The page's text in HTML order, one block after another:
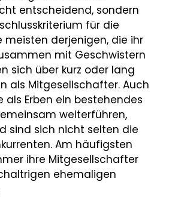
entscheidend, sondern
für die
meisten derjenigen, die ihr
mit Geschwistern
sich über kurz oder lang
als Mitgesellschafter. Auch
als Erben ein bestehendes
weiterführen,
sind sich nicht selten die
Am häufigsten
ihre Mitgesellschafter
ehemaligen